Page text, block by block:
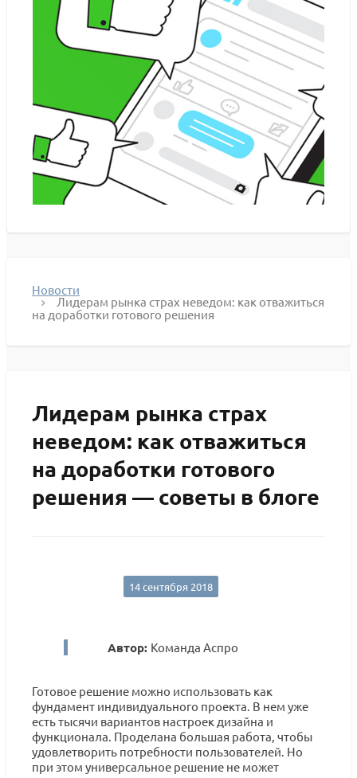
Новости
Лидерам рынка страх неведом: как отважиться
на доработки готового решения
Лидерам рынка страх
неведом: как отважиться
на доработки готового
решения — советы в блоге
14 сентября 2018
Автор: Команда Аспро
Готовое решение можно использовать как
фундамент индивидуального проекта. В нем уже
есть тысячи вариантов настроек дизайна и
функционала. Проделана большая работа, чтобы
удовлетворить потребности пользователей. Но
при этом универсальное решение не может